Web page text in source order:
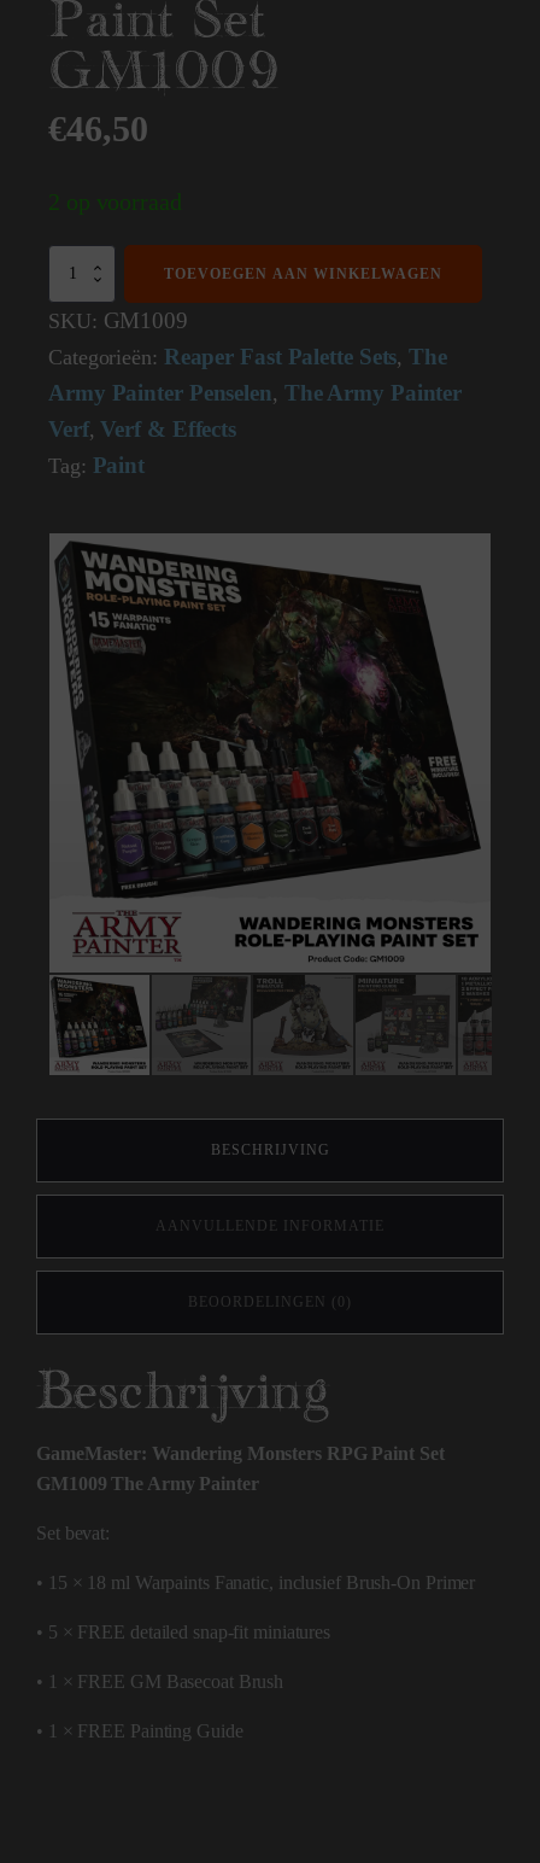
Paint Set
GM1009
€46,50
2 op voorraad
GameMaster
Monsters
Paint
GM1009
aantal
TOEVOEGEN AAN WINKELWAGEN
SKU: GM1009
Categorieën: Reaper Fast Palette Sets,The
Army Painter Penselen, The Army Painter
Verf,Verf & Effects
Tag: Paint
BESCHRIJVING
AANVULLENDE INFORMATIE
BEOORDELINGEN (0)
Beschrijving
GameMaster: Wandering Monsters RPG Paint Set
GM1009 The Army Painter
Set bevat:
• 15 × 18 ml Warpaints Fanatic, inclusief Brush-On Primer
• 5 × FREE detailed snap-fit miniatures
• 1 × FREE GM Basecoat Brush
• 1 × FREE Painting Guide